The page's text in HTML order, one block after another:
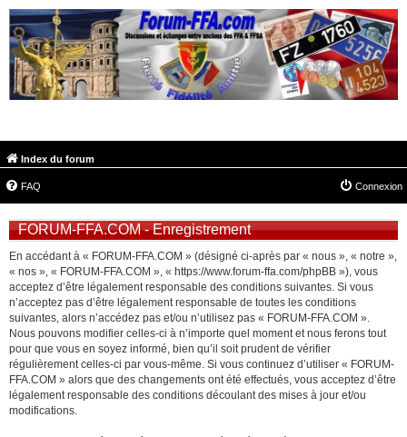
Index du forum
FAQ Connexion
FORUM-FFA.COM - Enregistrement
En accédant à « FORUM-FFA.COM » (désigné ci-après par « nous », « notre »,
« nos », « FORUM-FFA.COM », « https://www.forum-ffa.com/phpBB »), vous
acceptez d’être légalement responsable des conditions suivantes. Si vous
n’acceptez pas d’être légalement responsable de toutes les conditions
suivantes, alors n’accédez pas et/ou n’utilisez pas « FORUM-FFA.COM ».
Nous pouvons modifier celles-ci à n’importe quel moment et nous ferons tout
pour que vous en soyez informé, bien qu’il soit prudent de vérifier
régulièrement celles-ci par vous-même. Si vous continuez d’utiliser « FORUM-
FFA.COM » alors que des changements ont été effectués, vous acceptez d’être
légalement responsable des conditions découlant des mises à jour et/ou
modifications.